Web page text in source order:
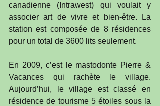
canadienne (Intrawest) qui voulait y
associer art de vivre et bien-être. La
station est composée de 8 résidences
pour un total de 3600 lits seulement.
En 2009, c’est le mastodonte Pierre &
Vacances qui rachète le village.
Aujourd’hui, le village est classé en
résidence de tourisme 5 étoiles sous la